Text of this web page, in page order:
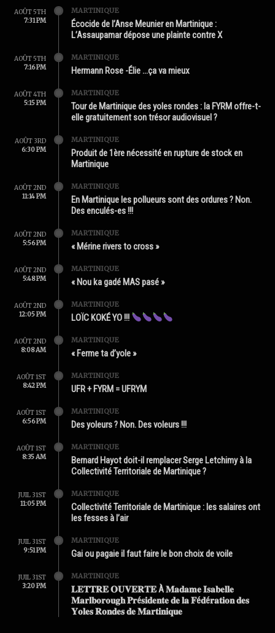
AOÛT 5TH
7:31 PM
MARTINIQUE
Écocide de l’Anse Meunier en Martinique :
L’Assaupamar dépose une plainte contre X
AOÛT 5TH
7:16 PM
MARTINIQUE
Hermann Rose -Élie …ça va mieux
AOÛT 4TH
5:15 PM
MARTINIQUE
Tour de Martinique des yoles rondes : la FYRM offre-t-
elle gratuitement son trésor audiovisuel ?
AOÛT 3RD
6:30 PM
MARTINIQUE
Produit de 1ère nécessité en rupture de stock en
Martinique
AOÛT 2ND
11:14 PM
MARTINIQUE
En Martinique les pollueurs sont des ordures ? Non.
Des enculés-es !!!
AOÛT 2ND
5:56 PM
MARTINIQUE
« Mérine rivers to cross »
AOÛT 2ND
5:48 PM
MARTINIQUE
« Nou ka gadé MAS pasé »
AOÛT 2ND
12:05 PM
MARTINIQUE
LOÏC KOKÉ YO !!!
AOÛT 2ND
8:08 AM
MARTINIQUE
« Ferme ta d’yole »
AOÛT 1ST
8:42 PM
MARTINIQUE
UFR + FYRM = UFRYM
AOÛT 1ST
6:56 PM
MARTINIQUE
Des yoleurs ? Non. Des voleurs !!!
AOÛT 1ST
8:35 AM
MARTINIQUE
Bernard Hayot doit-il remplacer Serge Letchimy à la
Collectivité Territoriale de Martinique ?
JUIL 31ST
11:05 PM
MARTINIQUE
Collectivité Territoriale de Martinique : les salaires ont
les fesses à l’air
JUIL 31ST
9:51 PM
MARTINIQUE
Gai ou pagaie il faut faire le bon choix de voile
JUIL 31ST
3:20 PM
MARTINIQUE
𝐋𝐄𝐓𝐓𝐑𝐄 𝐎𝐔𝐕𝐄𝐑𝐓𝐄 À 𝐌𝐚𝐝𝐚𝐦𝐞 𝐈𝐬𝐚𝐛𝐞𝐥𝐥𝐞
𝐌𝐚𝐫𝐥𝐛𝐨𝐫𝐨𝐮𝐠𝐡 𝐏𝐫é𝐬𝐢𝐝𝐞𝐧𝐭𝐞 𝐝𝐞 𝐥𝐚 𝐅é𝐝é𝐫𝐚𝐭𝐢𝐨𝐧 𝐝𝐞𝐬
𝐘𝐨𝐥𝐞𝐬 𝐑𝐨𝐧𝐝𝐞𝐬 𝐝𝐞 𝐌𝐚𝐫𝐭𝐢𝐧𝐢𝐪𝐮𝐞